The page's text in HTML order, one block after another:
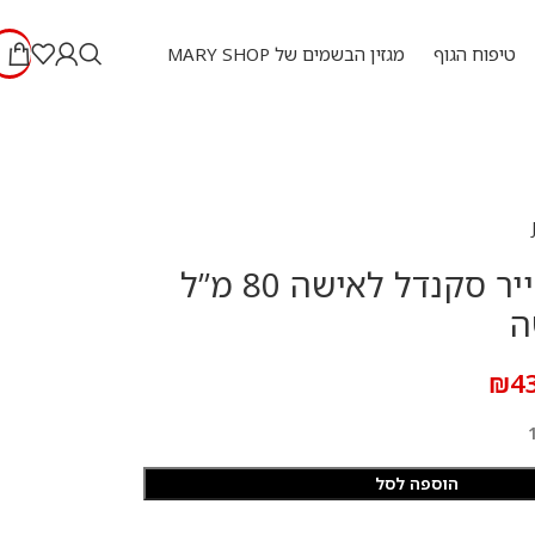
טיפוח הגוף מגזין הבשמים של MARY SHOP
גאן פול גוטייר סקנדל לאישה 80 מ”ל
₪
הוספה לסל